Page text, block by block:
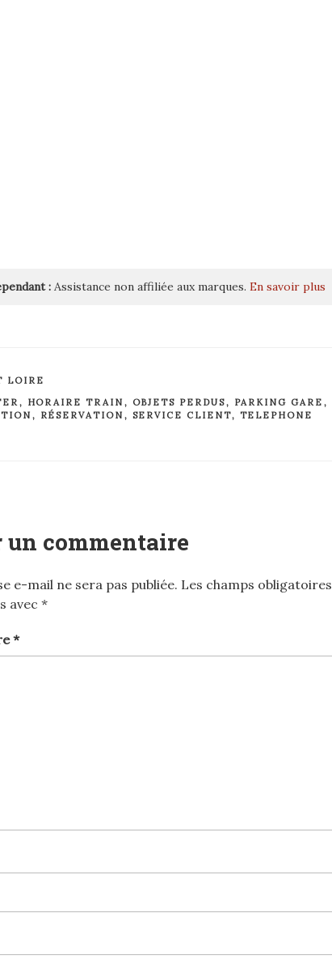
: Assistance non affiliée aux marques. En savoir plus
LOIRE
, HORAIRE TRAIN , OBJETS PERDUS, PARKING GARE ,
, RÉSERVATION , SERVICE CLIENT, TELEPHONE
un commentaire
e-mail ne sera pas publiée. Les champs obligatoires
avec *
*